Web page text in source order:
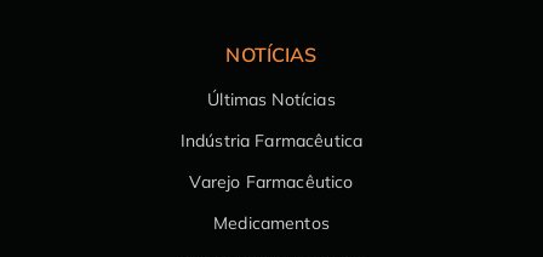
NOTÍCIAS
Últimas Notícias
Indústria Farmacêutica
Varejo Farmacêutico
Medicamentos